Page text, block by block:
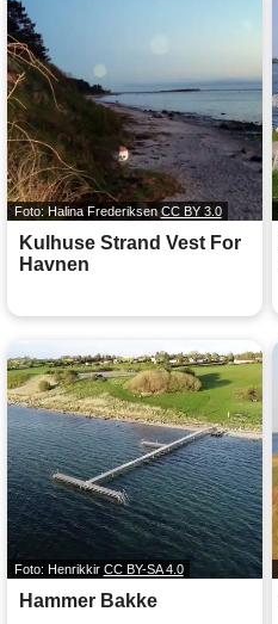
Foto: Halina FrederiksenCC BY 3.0
Kulhuse Strand Vest For
Havnen
Foto: Henrikkir CC BY-SA 4.0
Hammer Bakke